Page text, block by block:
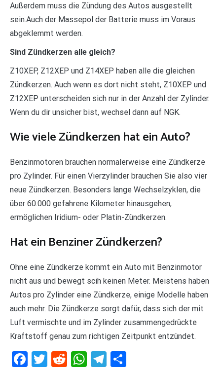
Außerdem muss die Zündung des Autos ausgestellt
sein.Auch der Massepol der Batterie muss im Voraus
abgeklemmt werden.
Sind Zündkerzen alle gleich?
Z10XEP, Z12XEP und Z14XEP haben alle die gleichen
Zündkerzen. Auch wenn es dort nicht steht, Z10XEP und
Z12XEP unterscheiden sich nur in der Anzahl der Zylinder.
Wenn du dir unsicher bist, wechsel dann auf NGK.
Wie viele Zündkerzen hat ein Auto?
Benzinmotoren brauchen normalerweise eine Zündkerze
pro Zylinder. Für einen Vierzylinder brauchen Sie also vier
neue Zündkerzen. Besonders lange Wechselzyklen, die
über 60.000 gefahrene Kilometer hinausgehen,
ermöglichen Iridium- oder Platin-Zündkerzen.
Hat ein Benziner Zündkerzen?
Ohne eine Zündkerze kommt ein Auto mit Benzinmotor
nicht aus und bewegt scih keinen Meter. Meistens haben
Autos pro Zylinder eine Zündkerze, einige Modelle haben
auch mehr. Die Zündkerze sorgt dafür, dass sich der mit
Luft vermischte und im Zylinder zusammengedrückte
Kraftstoff genau zum richtigen Zeitpunkt entzündet.
Facebook
Twitter
RedditWhatsApp
Telegram